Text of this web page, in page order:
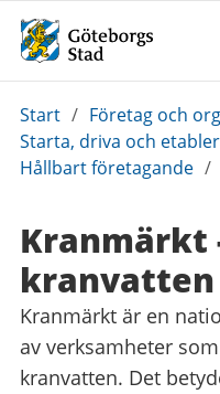
Du
är
här:
Start / Företag och
Starta, driva och
Hållbart företagande /
Kranmärkt
kranvatten
Kranmärkt är en
av verksamheter
kranvatten. Det